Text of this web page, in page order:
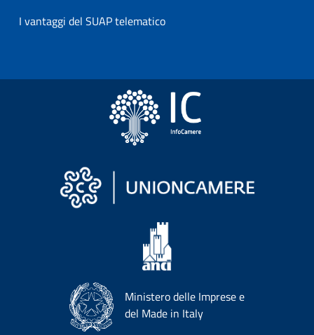
I vantaggi del SUAP telematico
Ministero delle Imprese e
del Made in Italy